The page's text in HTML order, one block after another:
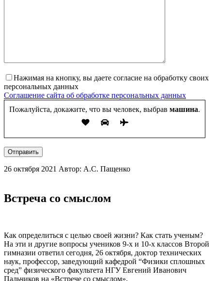
Нажимая на кнопку, вы даете согласие на обработку своих
персональных данных
Соглашение сайта об обработке персональных данных
Пожалуйста, докажите, что вы человек, выбрав машина.
Отправить
26 октября 2021 Автор: А.С. Пащенко
Встреча со смыслом
Как определиться с целью своей жизни? Как стать ученым?
На эти и другие вопросы учеников 9-х и 10-х классов Второй
гимназии ответил сегодня, 26 октября, доктор технических
наук, профессор, заведующий кафедрой “Физики сплошных
сред” физического факультета НГУ Евгений Иванович
Пальчиков на «Встрече со смыслом».